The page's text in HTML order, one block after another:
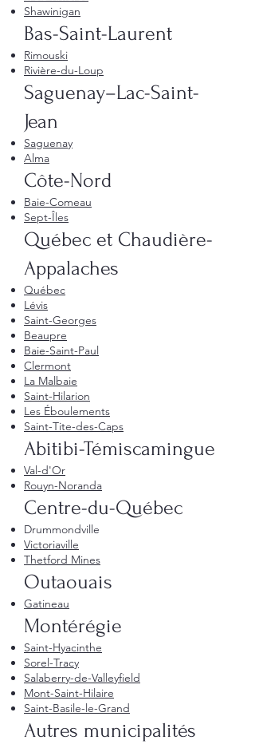
Shawinigan
Bas-Saint-Laurent
Rimouski
Rivière-du-Loup
Saguenay–Lac-Saint-
Jean
Saguenay
Alma
Côte-Nord
Baie-Comeau
Sept-Îles
Québec et Chaudière-
Appalaches
Québec
Lévis
Saint-Georges
Beaupre
Baie-Saint-Paul
Clermont
La Malbaie
Saint-Hilarion
Les Éboulements
Saint-Tite-des-Caps
Abitibi-Témiscamingue
Val-d'Or
Rouyn-Noranda
Centre-du-Québec
Drummondville
Victoriaville
Thetford Mines
Outaouais
Gatineau
Montérégie
Saint-Hyacinthe
Sorel-Tracy
Salaberry-de-Valleyfield
Mont-Saint-Hilaire
Saint-Basile-le-Grand
Autres municipalités